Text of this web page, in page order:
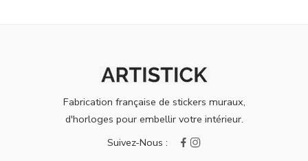
Fabrication française de stickers muraux,
d'horloges pour embellir votre intérieur.